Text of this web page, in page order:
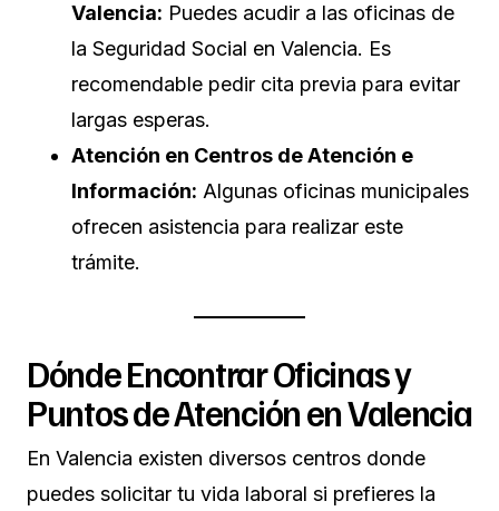
Valencia: Puedes acudir a las oficinas de
la Seguridad Social en Valencia. Es
recomendable pedir cita previa para evitar
largas esperas.
Atención en Centros de Atención e
Información: Algunas oficinas municipales
ofrecen asistencia para realizar este
trámite.
Dónde Encontrar Oficinas y
Puntos de Atención en Valencia
En Valencia existen diversos centros donde
puedes solicitar tu vida laboral si prefieres la